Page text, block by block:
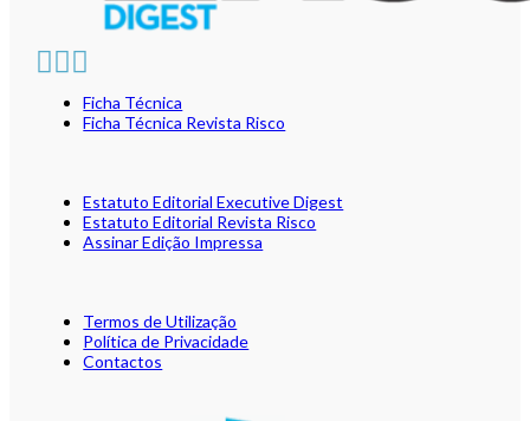
Ficha Técnica
Ficha Técnica Revista Risco
Estatuto Editorial Executive Digest
Estatuto Editorial Revista Risco
Assinar Edição Impressa
Termos de Utilização
Política de Privacidade
Contactos